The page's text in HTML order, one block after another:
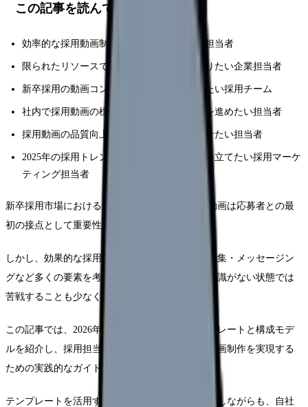
この記事を読んでほしい人
効率的な採用動画制作を目指す人事・採用担当者
限られたリソースで効果的な採用動画を作りたい企業担当者
新卒採用の動画コンテンツに差別化を図りたい採用チーム
社内で採用動画の標準化・テンプレート化を進めたい担当者
採用動画の品質向上と制作効率化を両立させたい担当者
2025年の採用トレンドを踏まえた動画戦略を立てたい採用マーケ
ティング担当者
新卒採用市場における競争が激化する中、採用動画は応募者との最
初の接点として重要性を増しています。
しかし、効果的な採用動画の制作には、構成・編集・メッセージン
グなど多くの要素を考慮する必要があり、専門知識がない状態では
苦戦することも少なくありません。
この記事では、2026年最新の新卒採用動画テンプレートと構成モデ
ルを紹介し、採用担当者が効率的かつ効果的な動画制作を実現する
ための実践的なガイドを提供します。
テンプレートを活用することで制作の負担を軽減しながらも、自社